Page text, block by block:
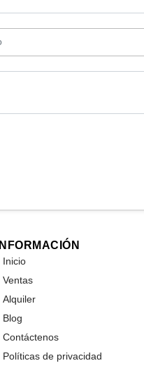
INFORMACIÓN
Inicio
Ventas
Alquiler
Blog
Contáctenos
Políticas de privacidad